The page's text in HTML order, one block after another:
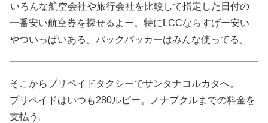
いろんな航空会社や旅行会社を比較して指定した日付の
一番安い航空券を探せるよー。特にLCCならすげー安い
やついっぱいある。バックパッカーはみんな使ってる。
そこからプリペイドタクシーでサンタナコルカタへ。
プリペイドはいつも280ルピー。ノナプクルまでの料金を
支払う。